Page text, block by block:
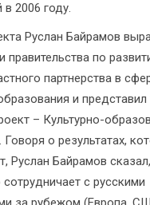
2006 году.
Руслан Байрамов
правительства по
партнерства в
и представил
– Культурно-
о результатах,
Руслан Байрамов
с русскими